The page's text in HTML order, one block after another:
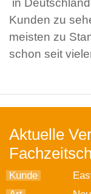
in
Kunden zu
meisten zu
schon seit
Aktuelle
Kunde